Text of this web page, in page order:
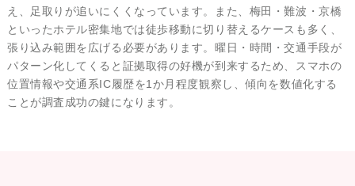
え、足取りが追いにくくなっています。また、梅田・難波・京橋
といったホテル密集地では徒歩移動に切り替えるケースも多く、
張り込み範囲を広げる必要があります。曜日・時間・交通手段が
パターン化してくると証拠取得の好機が到来するため、スマホの
位置情報や交通系IC履歴を1か月程度観察し、傾向を数値化する
ことが調査成功の鍵になります。